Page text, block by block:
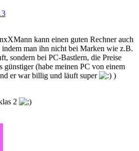
kann einen guten Rechner auch
man ihn nicht bei Marken wie z.B.
sondern bei PC-Bastlern, die Preise
günstiger (habe meinen PC von einem
er war billig und läuft super
)
2